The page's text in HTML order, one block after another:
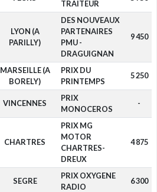
TRAITEUR
LYON (A
PARILLY)
DES NOUVEAUX
PARTENAIRES
PMU -
DRAGUIGNAN
9 450
MARSEILLE (A
BORELY)
PRIX DU
PRINTEMPS
5 250
VINCENNES
PRIX
MONOCEROS
-
CHARTRES
PRIX MG
MOTOR
CHARTRES-
DREUX
4 875
SEGRE
PRIX OXYGENE
RADIO
6 300